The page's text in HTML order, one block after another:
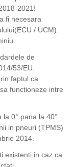
2021!
fi necesara
/ UCM).
de
53/EU.
faptul ca
functioneze intre
0° pana la 40°.
in pneuri (TPMS)
2014.
existenti in caz ca